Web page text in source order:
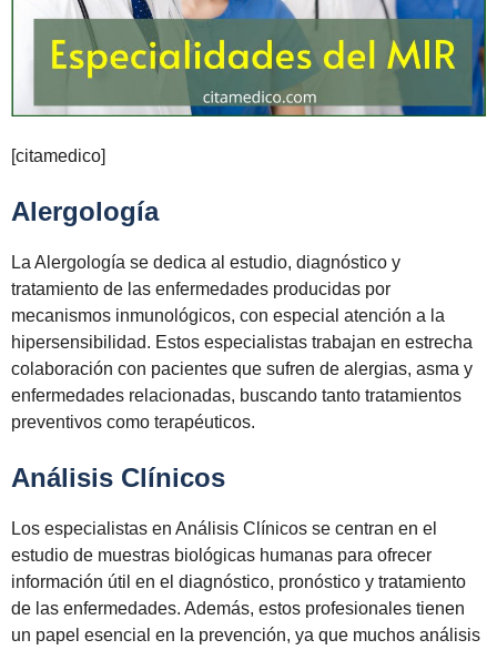
[citamedico]
Alergología
La Alergología se dedica al estudio, diagnóstico y
tratamiento de las enfermedades producidas por
mecanismos inmunológicos, con especial atención a la
hipersensibilidad. Estos especialistas trabajan en estrecha
colaboración con pacientes que sufren de alergias, asma y
enfermedades relacionadas, buscando tanto tratamientos
preventivos como terapéuticos.
Análisis Clínicos
Los especialistas en Análisis Clínicos se centran en el
estudio de muestras biológicas humanas para ofrecer
información útil en el diagnóstico, pronóstico y tratamiento
de las enfermedades. Además, estos profesionales tienen
un papel esencial en la prevención, ya que muchos análisis